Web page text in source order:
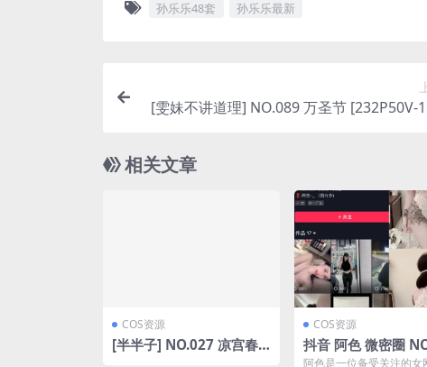
孙乐乐48套 孙乐乐最新
[雯妹不讲道理] NO.089 万圣节 [232P50V-
相关文章
COS资源
[半半子] NO.027 凉宫春
COS资源
抖音 阿色 微密圈
期 【30P1V】最新
阿色是一位备受关注的女